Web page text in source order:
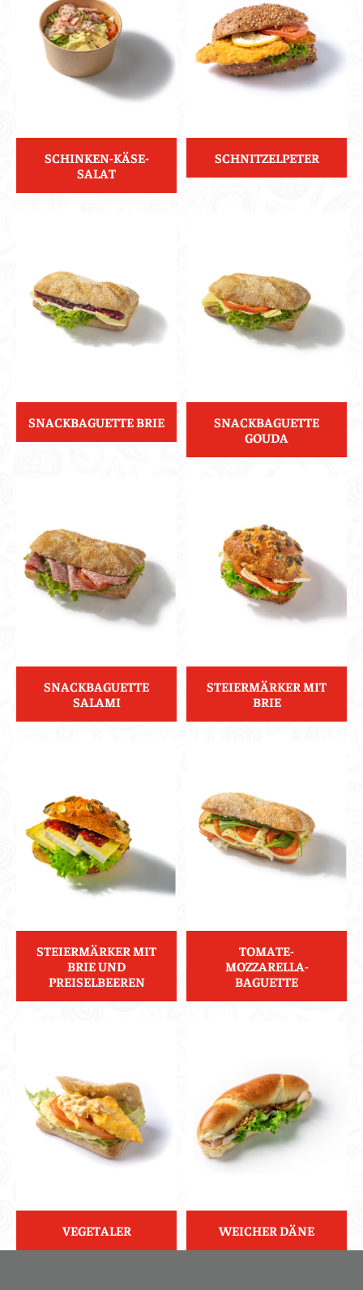
SCHINKEN-KÄSE-
SALAT
SCHNITZELPETER
SNACKBAGUETTE BRIE
SNACKBAGUETTE
GOUDA
SNACKBAGUETTE
SALAMI
STEIERMÄRKER MIT
BRIE
STEIERMÄRKER MIT
BRIE UND
PREISELBEEREN
TOMATE-
MOZZARELLA-
BAGUETTE
VEGETALER WEICHER DÄNE